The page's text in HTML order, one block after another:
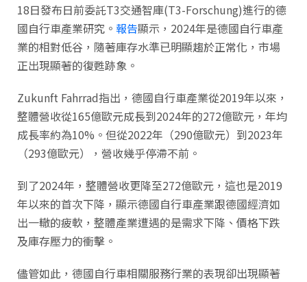
18日發布日前委託T3交通智庫(T3-Forschung)進行的德
國自行車產業研究。 報告顯示，2024年是德國自行車產
業的相對低谷，隨著庫存水準已明顯趨於正常化，市場
正出現顯著的復甦跡象。
Zukunft Fahrrad指出，德國自行車產業從2019年以來，
整體營收從165億歐元成長到2024年的272億歐元，年均
成長率約為10%。但從2022年（290億歐元）到2023年
（293億歐元），營收幾乎停滯不前。
到了2024年，整體營收更降至272億歐元，這也是2019
年以來的首次下降，顯示德國自行車產業跟德國經濟如
出一轍的疲軟，整體產業遭遇的是需求下降、價格下跌
及庫存壓力的衝擊。
儘管如此，德國自行車相關服務行業的表現卻出現顯著